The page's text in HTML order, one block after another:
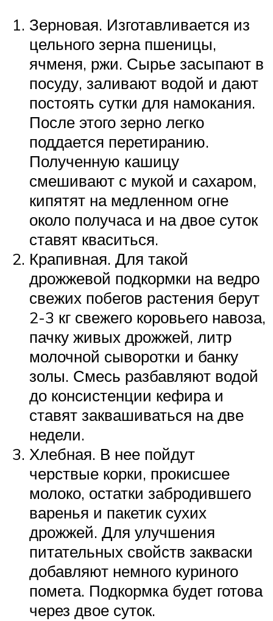
Зерновая. Изготавливается из
цельного зерна пшеницы,
ячменя, ржи. Сырье засыпают в
посуду, заливают водой и дают
постоять сутки для намокания.
После этого зерно легко
поддается перетиранию.
Полученную кашицу
смешивают с мукой и сахаром,
кипятят на медленном огне
около получаса и на двое суток
ставят кваситься.
Крапивная. Для такой
дрожжевой подкормки на ведро
свежих побегов растения берут
2-3 кг свежего коровьего навоза,
пачку живых дрожжей, литр
молочной сыворотки и банку
золы. Смесь разбавляют водой
до консистенции кефира и
ставят заквашиваться на две
недели.
Хлебная. В нее пойдут
черствые корки, прокисшее
молоко, остатки забродившего
варенья и пакетик сухих
дрожжей. Для улучшения
питательных свойств закваски
добавляют немного куриного
помета. Подкормка будет готова
через двое суток.